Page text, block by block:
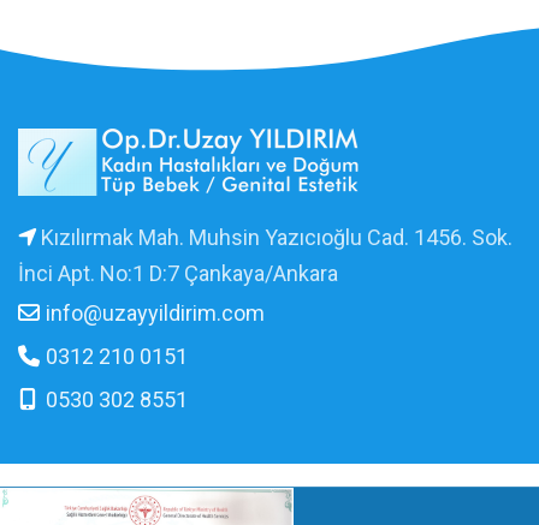
Kızılırmak Mah. Muhsin Yazıcıoğlu Cad. 1456. Sok.
İnci Apt. No:1 D:7 Çankaya/Ankara
info@uzayyildirim.com
0312 210 0151
0530 302 8551